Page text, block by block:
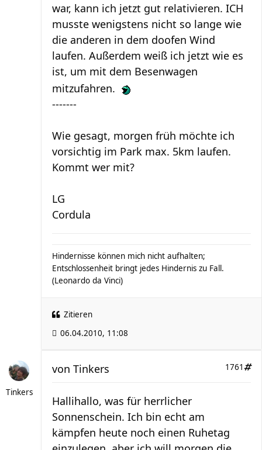
war, kann ich jetzt gut relativieren. ICH
musste wenigstens nicht so lange wie
die anderen in dem doofen Wind
laufen. Außerdem weiß ich jetzt wie es
ist, um mit dem Besenwagen
mitzufahren.
-------
Wie gesagt, morgen früh möchte ich
vorsichtig im Park max. 5km laufen.
Kommt wer mit?
LG
Cordula
Hindernisse können mich nicht aufhalten;
Entschlossenheit bringt jedes Hindernis zu Fall.
(Leonardo da Vinci)
Zitieren
06.04.2010, 11:08
Tinkers
1761
von Tinkers
Hallihallo, was für herrlicher
Sonnenschein. Ich bin echt am
kämpfen heute noch einen Ruhetag